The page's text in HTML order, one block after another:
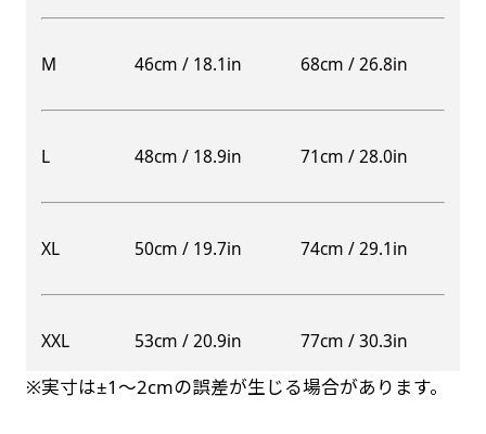
M 46cm / 18.1in 68cm / 26.8in
L 48cm / 18.9in 71cm / 28.0in
XL 50cm / 19.7in 74cm / 29.1in
XXL 53cm / 20.9in 77cm / 30.3in
※実寸は±1〜2cmの誤差が生じる場合があります。